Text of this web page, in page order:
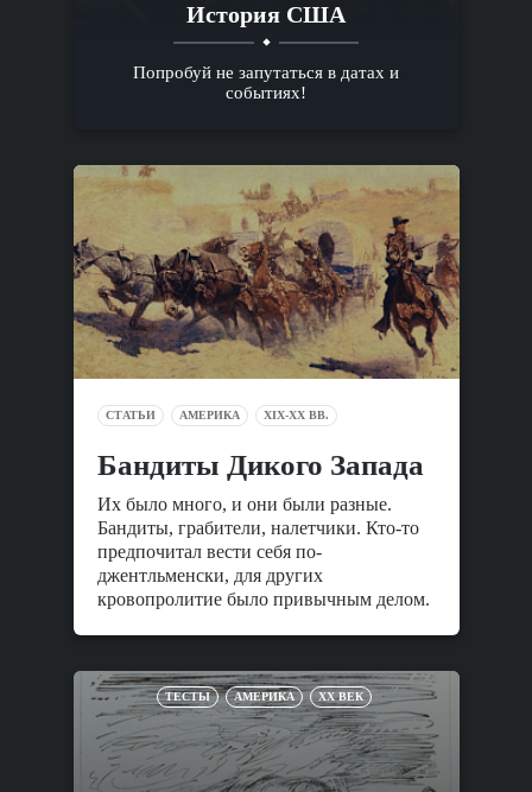
История США
Попробуй не запутаться в датах и
событиях!
СТАТЬИ АМЕРИКА XIX-XX ВВ.
Бандиты Дикого Запада
Их было много, и они были разные.
Бандиты, грабители, налетчики. Кто-то
предпочитал вести себя по-
джентльменски, для других
кровопролитие было привычным делом.
ТЕСТЫ АМЕРИКА XX ВЕК